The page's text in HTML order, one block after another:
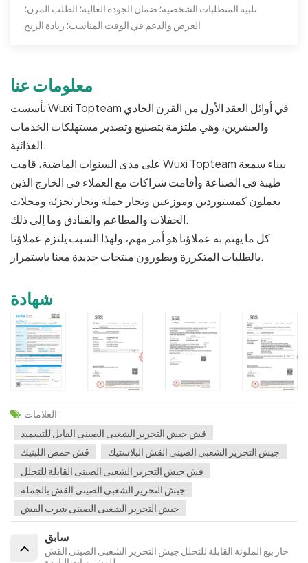
تلبية المتطلبات الشخصية؛ ضمان الجودة العالية؛ الطلب المرن؛
العرض والدعم في الوقت المناسب؛ زيادة الربح
معلومات عنا
تأسست Wuxi Topteam في أوائل العقد الأول من القرن الحادي
والعشرين، وهي ملتزمة بتصنيع وتصدير مستهلكات الخدمات
الغذائية.
على مدى السنوات الماضية، قامت Wuxi Topteam ببناء سمعة
طيبة في الصناعة وأقامت شراكات مع العملاء في الخارج الذين
يعملون كمستوردين وموزعين وتجار جملة وتجار تجزئة ومحلات
الحفلات والمطاعم والفنادق وما إلى ذلك.
كل ما يهتم به عملاؤنا هو أمر مهم، ولهذا السبب يلتزم عملاؤنا
بالطلبات المتكررة ويطورون منتجات جديدة معنا باستمرار.
شهادة
العلامات :
قش جيش التحرير الشعبى الصينى القابل للتسميد
قش حمض اللبنيك
جيش التحرير الشعبى الصينى القش البلاستيك
قش جيش التحرير الشعبى الصينى القابلة للتحلل
جيش التحرير الشعبى الصينى القش بالجملة
جيش التحرير الشعبى الصينى شرب القش
سابق
حار بيع الملونة القابلة للتحلل جيش التحرير الشعبى الصينى القش